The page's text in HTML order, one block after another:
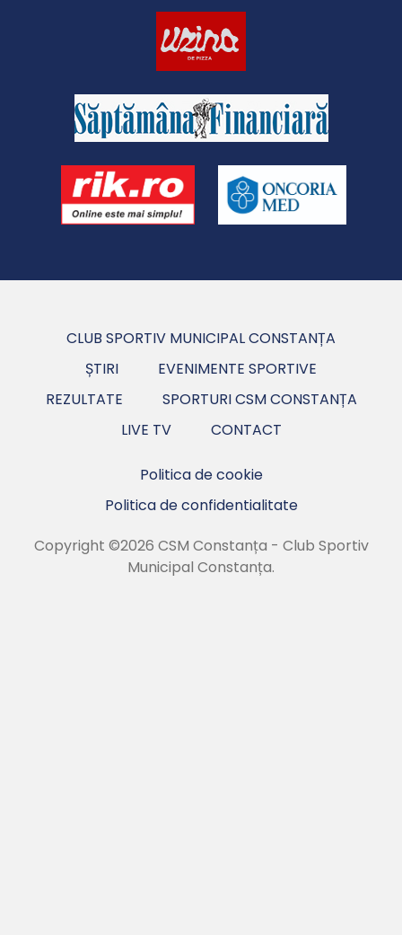
CLUB SPORTIV MUNICIPAL CONSTANȚA
ȘTIRI
EVENIMENTE SPORTIVE
REZULTATE
SPORTURI CSM CONSTANȚA
LIVE TV
CONTACT
Politica de cookie
Politica de confidentialitate
Copyright ©2026 CSM Constanța - Club Sportiv
Municipal Constanța.